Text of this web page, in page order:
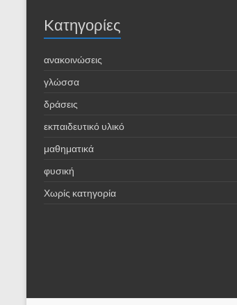
Kατηγορίες
ανακοινώσεις
γλώσσα
δράσεις
εκπαιδευτικό υλικό
μαθηματικά
φυσική
Χωρίς κατηγορία